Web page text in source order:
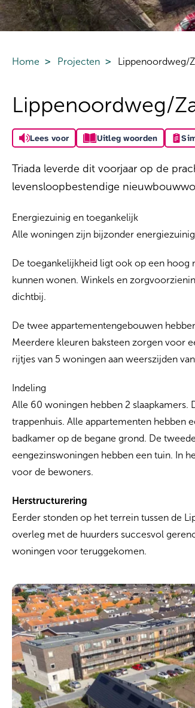
Home Projecten Lippenoordweg/
Lippenoordweg/
Lees voor Uitleg woorden
Triada leverde dit voorjaar op de
levensloopbestendige
Energiezuinig en toegankelijk
Alle woningen zijn bijzonder
De toegankelijkheid ligt ook op een hoog
kunnen wonen. Winkels en
dichtbij.
De twee appartementengebouwen
Meerdere kleuren baksteen zorgen voor
rijtjes van 5 woningen aan weerszijden
Indeling
Alle 60 woningen hebben 2
trappenhuis. Alle appartementen hebben
badkamer op de begane grond. De
eengezinswoningen hebben een tuin. In
voor de bewoners.
Herstructurering
Eerder stonden op het terrein tussen de
overleg met de huurders succesvol
woningen voor teruggekomen.